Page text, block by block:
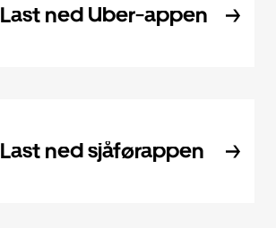
Last ned Uber-appen
Last ned sjåførappen